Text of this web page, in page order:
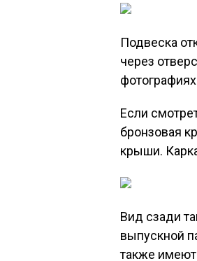
Подвеска
через
Если
бронзовая
крыши.
Вид сзади
выпускной
также